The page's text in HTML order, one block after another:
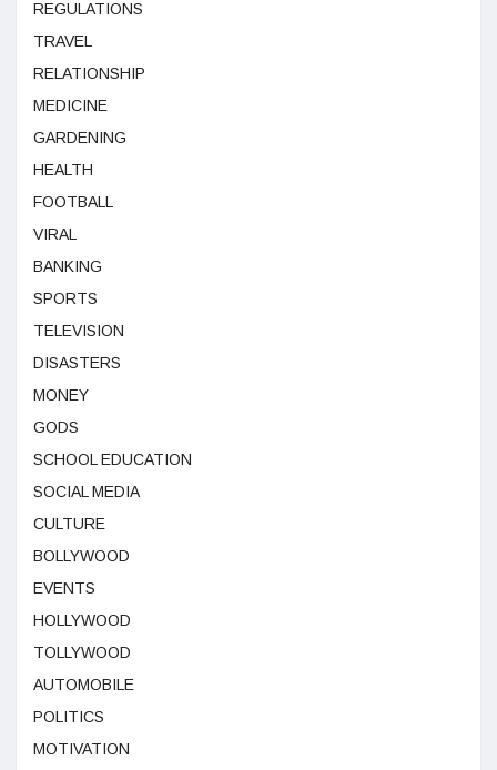
REGULATIONS
TRAVEL
RELATIONSHIP
MEDICINE
GARDENING
HEALTH
FOOTBALL
VIRAL
BANKING
SPORTS
TELEVISION
DISASTERS
MONEY
GODS
SCHOOL EDUCATION
SOCIAL MEDIA
CULTURE
BOLLYWOOD
EVENTS
HOLLYWOOD
TOLLYWOOD
AUTOMOBILE
POLITICS
MOTIVATION